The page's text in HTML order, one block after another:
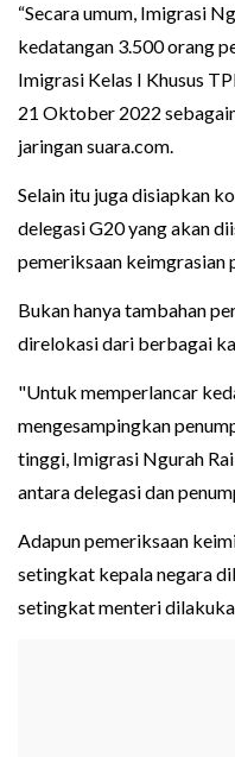
“Secara umum, Imigrasi
kedatangan 3.500 orang
Imigrasi Kelas I Khusus
21 Oktober 2022
jaringan suara.com.
Selain itu juga disiapkan
delegasi G20 yang akan
pemeriksaan keimgrasian
Bukan hanya tambahan
direlokasi dari berbagai
"Untuk memperlancar
mengesampingkan
tinggi, Imigrasi Ngurah
antara delegasi dan
Adapun pemeriksaan
setingkat kepala negara
setingkat menteri